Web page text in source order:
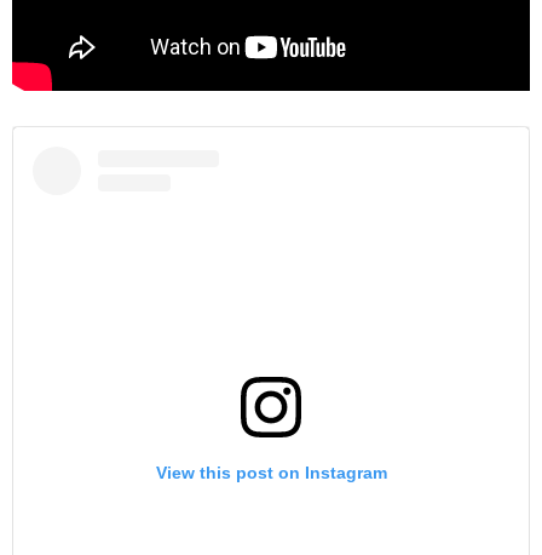
View this post on Instagram